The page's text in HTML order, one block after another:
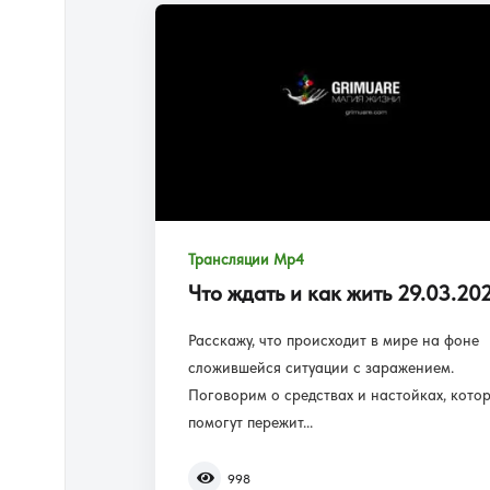
Трансляции Mp4
Что ждать и как жить
Расскажу, что происходит в мире на фоне
сложившейся ситуации с заражением.
Поговорим о средствах и настойках,
помогут пережит...
998